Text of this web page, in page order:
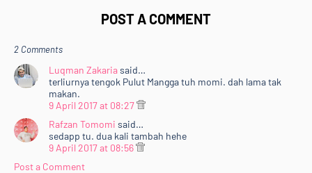
POST A COMMENT
2 Comments
Luqman Zakariasaid…
terliurnya tengok Pulut Mangga tuh momi. dah lama tak
makan.
9 April 2017 at 08:27
Rafzan Tomomi said…
sedapp tu. dua kali tambah hehe
9 April 2017 at 08:56
Post a Comment